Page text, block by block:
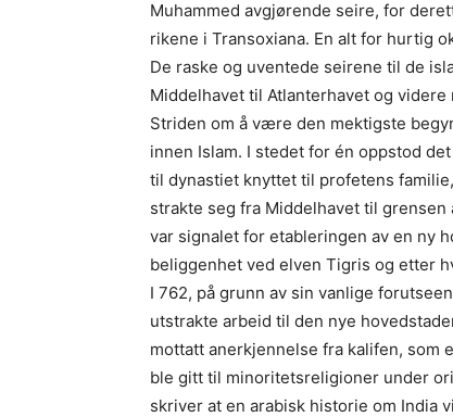
Muhammed avgjørende seire, for
rikene i Transoxiana. En alt for hurtig
De raske og uventede seirene til de
Middelhavet til Atlanterhavet og
Striden om å være den mektigste
innen Islam. I stedet for én oppstod
til dynastiet knyttet til profetens
strakte seg fra Middelhavet til
var signalet for etableringen av en ny
beliggenhet ved elven Tigris og etter
I 762, på grunn av sin vanlige
utstrakte arbeid til den nye
mottatt anerkjennelse fra kalifen, som
ble gitt til minoritetsreligioner under
skriver at en arabisk historie om India